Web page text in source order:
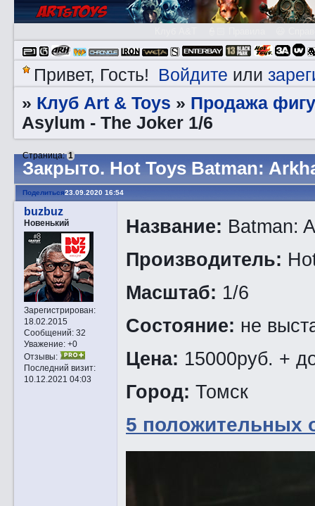
Привет, Гость! Войдите или
» Клуб Art & Toys » Продажа
Asylum - The Joker 1/6
Закрытo. Hot Toys Batman:
Страница:1
Поделиться23.09.2020 16:54
buzbuz
Новенький
Зарегистрирован:
18.02.2015
Сообщений:32
Уважение: +0
Отзывы:
Последний визит:
10.12.2021 04:03
Название: Batman:
Производитель:
Масштаб: 1/6
Состояние: не
Цена: 15000руб. +
Город: Томск
5 положительных